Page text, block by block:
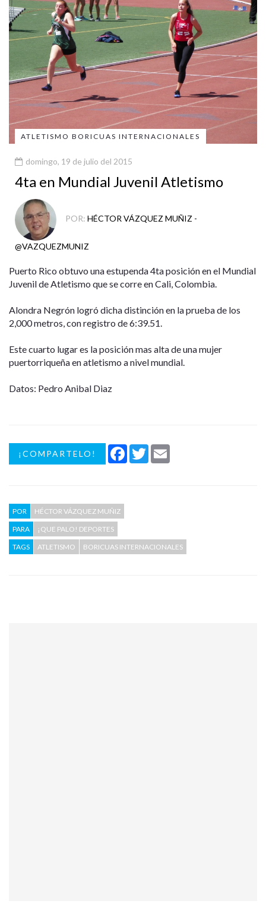
ATLETISMO BORICUAS INTERNACIONALES
domingo, 19 de julio del 2015
4ta en Mundial Juvenil Atletismo
POR: HÉCTOR VÁZQUEZ MUÑIZ -
@VAZQUEZMUNIZ
Puerto Rico obtuvo una estupenda 4ta posición en el Mundial
Juvenil de Atletismo que se corre en Cali, Colombia.
Alondra Negrón logró dicha distinción en la prueba de los
2,000 metros, con registro de 6:39.51.
Este cuarto lugar es la posición mas alta de una mujer
puertorriqueña en atletismo a nivel mundial.
Datos: Pedro Anibal Diaz
¡COMPARTELO! Facebook
Twitter
POR
HÉCTOR VÁZQUEZ MUÑIZ
PARA
¡QUE PALO! DEPORTES
TAGS
ATLETISMO BORICUAS INTERNACIONALES